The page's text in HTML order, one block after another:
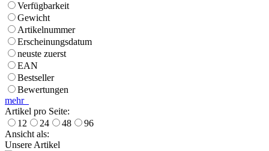
Verfügbarkeit
Gewicht
Artikelnummer
Erscheinungsdatum
neuste zuerst
EAN
Bestseller
Bewertungen
mehr
Artikel pro Seite:
12
24 48
96
Ansicht als:
Unsere Artikel